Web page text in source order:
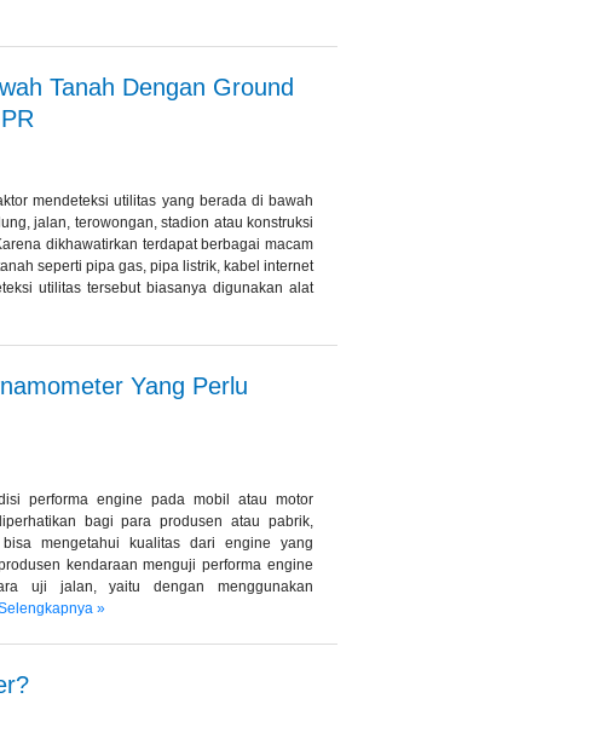
Tanah Dengan Ground
mendeteksi utilitas yang berada di bawah
jalan, terowongan, stadion atau konstruksi
dikhawatirkan terdapat berbagai macam
seperti pipa gas, pipa listrik, kabel internet
utilitas tersebut biasanya digunakan alat
Yang Perlu
performa engine pada mobil atau motor
bagi para produsen atau pabrik,
mengetahui kualitas dari engine yang
kendaraan menguji performa engine
uji jalan, yaitu dengan menggunakan
»